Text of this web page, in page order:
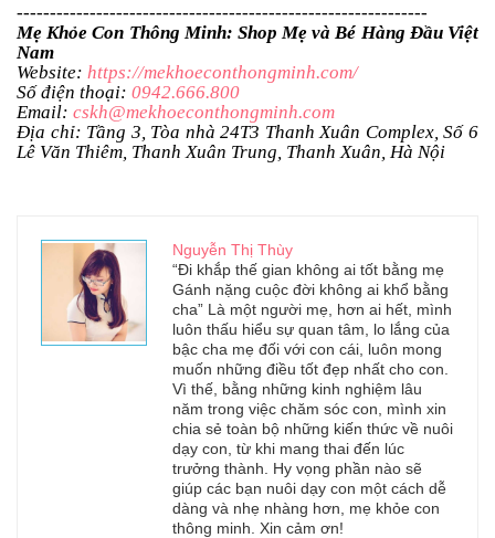
--------------------------------------------------------------
Mẹ Khỏe Con Thông Minh: Shop Mẹ và Bé Hàng Đầu Việt
Nam
Website: https://mekhoeconthongminh.com/
Số điện thoại: 0942.666.800
Email: cskh@mekhoeconthongminh.com
Địa chỉ: Tầng 3, Tòa nhà 24T3 Thanh Xuân Complex, Số 6
Lê Văn Thiêm, Thanh Xuân Trung, Thanh Xuân, Hà Nội
Nguyễn Thị Thùy
“Đi khắp thế gian không ai tốt bằng mẹ
Gánh nặng cuộc đời không ai khổ bằng
cha” Là một người mẹ, hơn ai hết, mình
luôn thấu hiểu sự quan tâm, lo lắng của
bậc cha mẹ đối với con cái, luôn mong
muốn những điều tốt đẹp nhất cho con.
Vì thế, bằng những kinh nghiệm lâu
năm trong việc chăm sóc con, mình xin
chia sẻ toàn bộ những kiến thức về nuôi
dạy con, từ khi mang thai đến lúc
trưởng thành. Hy vọng phần nào sẽ
giúp các bạn nuôi dạy con một cách dễ
dàng và nhẹ nhàng hơn, mẹ khỏe con
thông minh. Xin cảm ơn!